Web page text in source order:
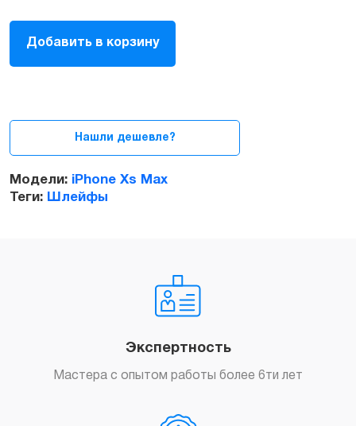
Шлейф
антенны
Wi-
quantity
Добавить в корзину
Нашли дешевле?
Модели: iPhone Xs Max
Теги: Шлейфы
Экспертность
Мастера с опытом работы более 6ти лет